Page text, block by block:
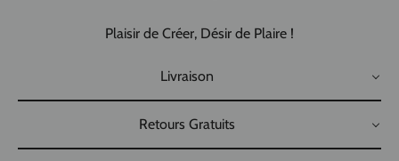
Plaisir de Créer, Désir de Plaire !
Livraison
Retours Gratuits